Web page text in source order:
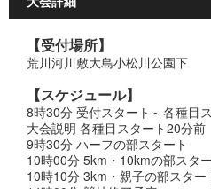
【受付場所】
荒川河川敷大島小松川公園下
【スケジュール】
8時30分 受付スタート～各種目
大会説明 各種目スタート20分前
9時30分 ハーフの部スタート
10時00分 5km・10kmの部スタ
10時10分 3km・親子の部スター